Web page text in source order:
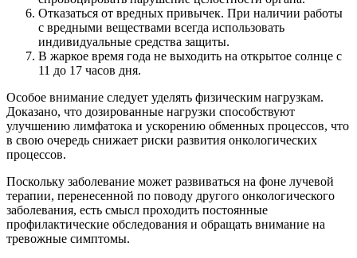
Отказаться от вредных привычек. При наличии работы
с вредными веществами всегда использовать
индивидуальные средства защиты.
В жаркое время года не выходить на открытое солнце с
11 до 17 часов дня.
Особое внимание следует уделять физическим нагрузкам.
Доказано, что дозированные нагрузки способствуют
улучшению лимфатока и ускорению обменных процессов, что
в свою очередь снижает риски развития онкологических
процессов.
Поскольку заболевание может развиваться на фоне лучевой
терапии, перенесенной по поводу другого онкологического
заболевания, есть смысл проходить постоянные
профилактические обследования и обращать внимание на
тревожные симптомы.